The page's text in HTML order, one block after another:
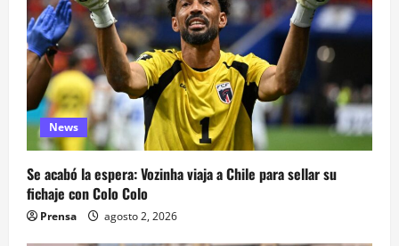
News
Se acabó la espera: Vozinha viaja a Chile para sellar su
fichaje con Colo Colo
Prensa agosto 2, 2026